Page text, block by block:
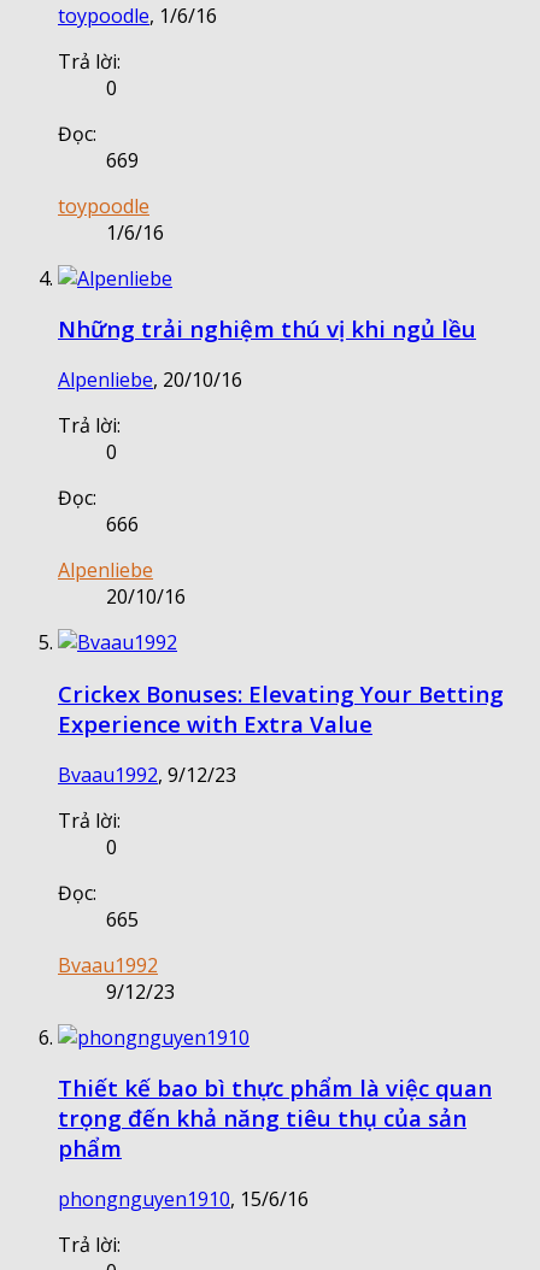
toypoodle, 1/6/16
Trả lời:
0
Đọc:
669
toypoodle
1/6/16
Những trải nghiệm thú vị khi ngủ lều
Alpenliebe, 20/10/16
Trả lời:
0
Đọc:
666
Alpenliebe
20/10/16
Crickex Bonuses: Elevating Your Betting
Experience with Extra Value
Bvaau1992, 9/12/23
Trả lời:
0
Đọc:
665
Bvaau1992
9/12/23
Thiết kế bao bì thực phẩm là việc quan
trọng đến khả năng tiêu thụ của sản
phẩm
phongnguyen1910, 15/6/16
Trả lời: